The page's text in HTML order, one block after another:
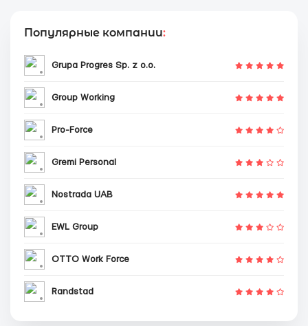
Популярные компании:
Grupa Progres Sp. z o.o.
Group Working
Pro-Force
Gremi Personal
Nostrada UAB
EWL Group
OTTO Work Force
Randstad